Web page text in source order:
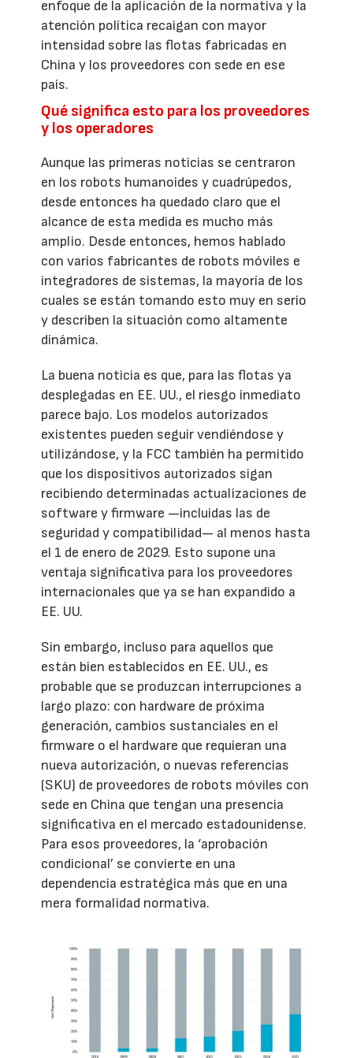
enfoque de la aplicación de la normativa y la
atención política recaigan con mayor
intensidad sobre las flotas fabricadas en
China y los proveedores con sede en ese
país.
Qué significa esto para los proveedores
y los operadores
Aunque las primeras noticias se centraron
en los robots humanoides y cuadrúpedos,
desde entonces ha quedado claro que el
alcance de esta medida es mucho más
amplio. Desde entonces, hemos hablado
con varios fabricantes de robots móviles e
integradores de sistemas, la mayoría de los
cuales se están tomando esto muy en serio
y describen la situación como altamente
dinámica.
La buena noticia es que, para las flotas ya
desplegadas en EE. UU., el riesgo inmediato
parece bajo. Los modelos autorizados
existentes pueden seguir vendiéndose y
utilizándose, y la FCC también ha permitido
que los dispositivos autorizados sigan
recibiendo determinadas actualizaciones de
software y firmware —incluidas las de
seguridad y compatibilidad— al menos hasta
el 1 de enero de 2029. Esto supone una
ventaja significativa para los proveedores
internacionales que ya se han expandido a
EE. UU.
Sin embargo, incluso para aquellos que
están bien establecidos en EE. UU., es
probable que se produzcan interrupciones a
largo plazo: con hardware de próxima
generación, cambios sustanciales en el
firmware o el hardware que requieran una
nueva autorización, o nuevas referencias
(SKU) de proveedores de robots móviles con
sede en China que tengan una presencia
significativa en el mercado estadounidense.
Para esos proveedores, la ‘aprobación
condicional’ se convierte en una
dependencia estratégica más que en una
mera formalidad normativa.